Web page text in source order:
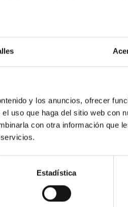
y los anuncios, ofrecer
uso que haga del sitio web con
con otra información que
Estadística